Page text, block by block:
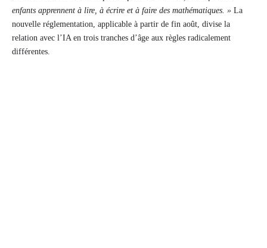
enfants apprennent à lire, à écrire et à faire des mathématiques. » La
nouvelle réglementation, applicable à partir de fin août, divise la
relation avec l’IA en trois tranches d’âge aux règles radicalement
différentes.